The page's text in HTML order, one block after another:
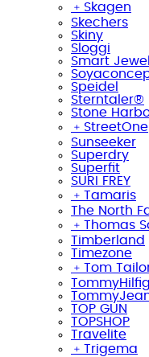
﹢ Skagen
Skechers
Skiny
Sloggi
Smart Jewel
Speidel
Sterntaler®
Stone
﹢ StreetOne
Sunseeker
Superdry
Superfit
SURI FREY
﹢ Tamaris
The North
﹢ Thomas
Timberland
Timezone
﹢ Tom
TOP GUN
TOPSHOP
Travelite
﹢ Trigema